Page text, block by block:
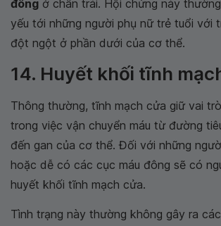
đông ở chân trái. Hội chứng này
yếu tới những người phụ nữ trẻ tuổi với
đột ngột ở phần dưới của cơ thể.
14. Huyết khối tĩnh
Thông thường, tĩnh mạch cửa giữ vai
trong việc vận chuyển máu từ đường
đến gan của cơ thể. Đối với những
hoặc dễ có các cục máu đông sẽ có
huyết khối tĩnh mạch cửa.
Tình trạng này thường không gây ra